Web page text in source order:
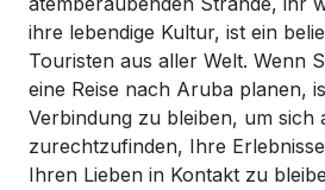
ihre lebendige Kultur, ist ein
Touristen aus aller Welt. Wenn
eine Reise nach Aruba planen,
Verbindung zu bleiben, um sich
zurechtzufinden, Ihre
Ihren Lieben in Kontakt zu